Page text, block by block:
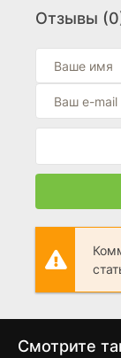
(2026)
0
(2026)
0
Отзывы
Смотрите